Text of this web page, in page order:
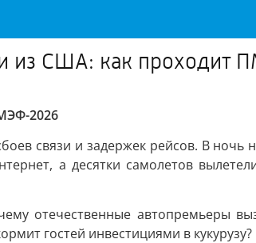
из США: как
2026
связи и задержек рейсов. В
а десятки самолетов
отечественные автопремьеры
гостей инвестициями в кукурузу?